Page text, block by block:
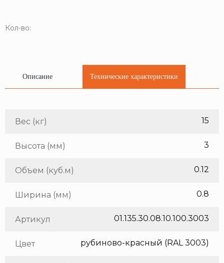
Кол-во:
Описание Технические характеристики
Вес (кг) 15
Высота (мм) 3
Объем (куб.м) 0.12
Ширина (мм) 0.8
Артикул 01.135.30.08.10.100.3003
Цвет рубиново-красный (RAL 3003)